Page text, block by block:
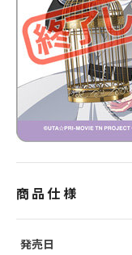
商品仕様
発売日